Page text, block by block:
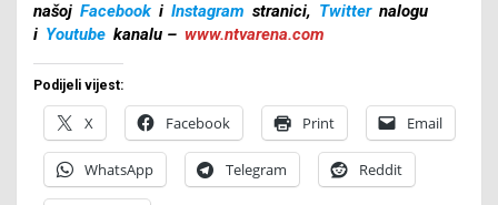
našoj Facebook i Instagram stranici, Twitter nalogu
i Youtube kanalu – www.ntvarena.com
Podijeli vijest:
X Facebook Print Email
WhatsApp Telegram Reddit